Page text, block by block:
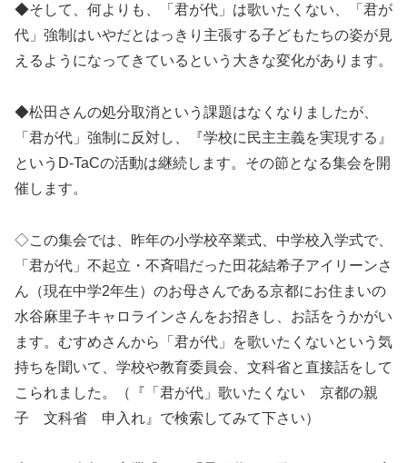
◆そして、何よりも、「君が代」は歌いたくない、「君が
代」強制はいやだとはっきり主張する子どもたちの姿が見
えるようになってきているという大きな変化があります。
◆松田さんの処分取消という課題はなくなりましたが、
「君が代」強制に反対し、『学校に民主主義を実現する』
というD-TaCの活動は継続します。その節となる集会を開
催します。
◇この集会では、昨年の小学校卒業式、中学校入学式で、
「君が代」不起立・不斉唱だった田花結希子アイリーンさ
ん（現在中学2年生）のお母さんである京都にお住まいの
水谷麻里子キャロラインさんをお招きし、お話をうかがい
ます。むすめさんから「君が代」を歌いたくないという気
持ちを聞いて、学校や教育委員会、文科省と直接話をして
こられました。（『「君が代」歌いたくない 京都の親
子 文科省 申入れ』で検索してみて下さい）